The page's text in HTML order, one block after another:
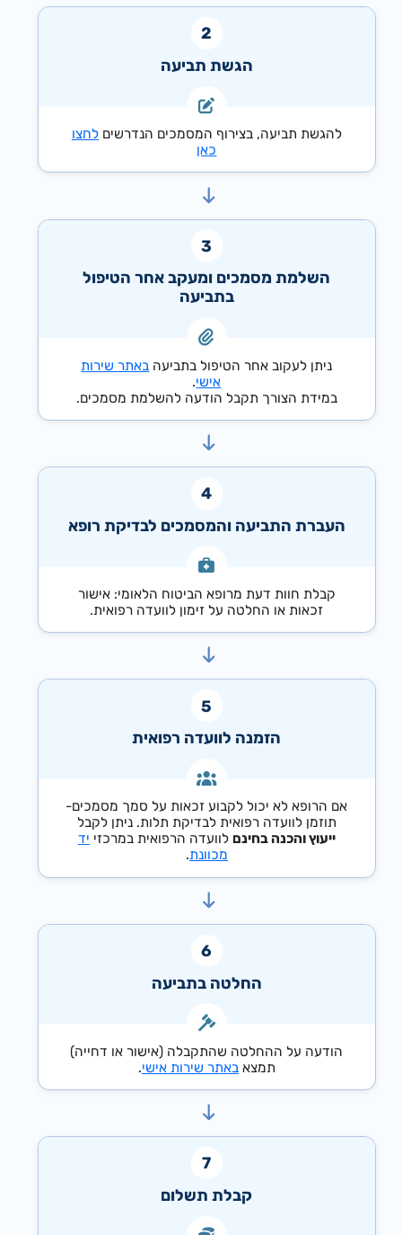
הגשת תביעה
להגשת תביעה, בצירוף המסמכים הנדרשיםלחצו
כאן
השלמת מסמכים ומעקב אחר הטיפול
בתביעה
ניתן לעקוב אחר הטיפול בתביעהבאתר שירות
אישי.
במידת הצורך תקבל הודעה להשלמת מסמכים.
העברת התביעה והמסמכים לבדיקת רופא
קבלת חוות דעת מרופא הביטוח הלאומי: אישור
זכאות או החלטה על זימון לוועדה רפואית.
הזמנה לוועדה רפואית
אם הרופא לא יכול לקבוע זכאות על סמך מסמכים-
תוזמן לוועדה רפואית לבדיקת תלות. ניתן לקבל
ייעוץ והכנה בחינםלוועדה הרפואית במרכזייד
מכוונת.
החלטה בתביעה
הודעה על ההחלטה שהתקבלה (אישור או דחייה)
תמצאבאתר שירות אישי.
קבלת תשלום